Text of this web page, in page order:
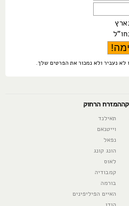
נעביר ולא נמכור את הפרטים שלך.
המזרח הרחוק
תאילנד
וייטנאם
נפאל
הונג קונג
לאוס
קמבודיה
בורמה
האיים הפיליפינים